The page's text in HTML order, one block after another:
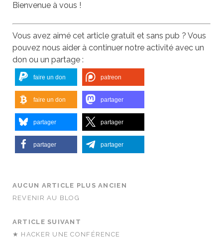
Bienvenue à vous !
Vous avez aimé cet article gratuit et sans pub ? Vous
pouvez nous aider à continuer notre activité avec un
don ou un partage :
faire un don patreon
faire un don partager
partager partager
partager partager
AUCUN ARTICLE PLUS ANCIEN
REVENIR AU BLOG
ARTICLE SUIVANT
★ HACKER UNE CONFÉRENCE